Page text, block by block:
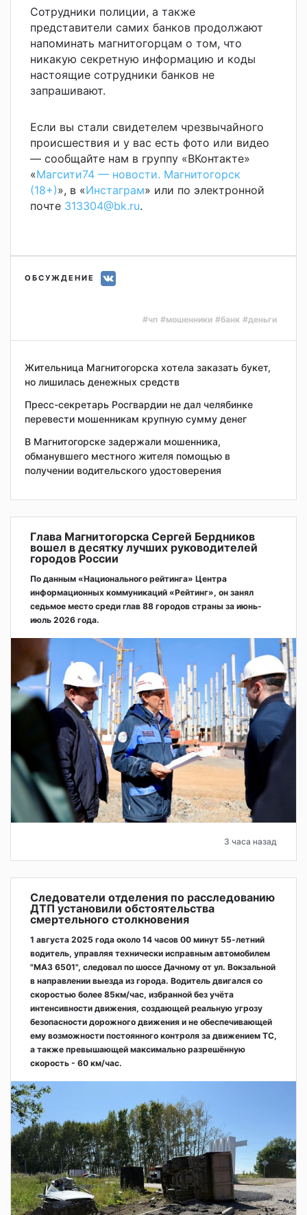
Сотрудники полиции, а также
представители самих банков продолжают
напоминать магнитогорцам о том, что
никакую секретную информацию и коды
настоящие сотрудники банков не
запрашивают.
Если вы стали свидетелем чрезвычайного
происшествия и у вас есть фото или видео
— сообщайте нам в группу «ВКонтакте»
«Магсити74 — новости. Магнитогорск
(18+)», в «Инстаграм» или по электронной
почте 313304@bk.ru.
ОБСУЖДЕНИЕ
#чп #мошенники #банк #деньги
Жительница Магнитогорска хотела заказать букет,
но лишилась денежных средств
Пресс-секретарь Росгвардии не дал челябинке
перевести мошенникам крупную сумму денег
В Магнитогорске задержали мошенника,
обманувшего местного жителя помощью в
получении водительского удостоверения
Глава Магнитогорска Сергей Бердников
вошел в десятку лучших руководителей
городов России
По данным «Национального рейтинга» Центра
информационных коммуникаций «Рейтинг», он занял
седьмое место среди глав 88 городов страны за июнь-
июль 2026 года.
3 часа назад
Следователи отделения по расследованию
ДТП установили обстоятельства
смертельного столкновения
1 августа 2025 года около 14 часов 00 минут 55-летний
водитель, управляя технически исправным автомобилем
"МАЗ 6501", следовал по шоссе Дачному от ул. Вокзальной
в направлении выезда из города. Водитель двигался со
скоростью более 85км/час, избранной без учёта
интенсивности движения, создающей реальную угрозу
безопасности дорожного движения и не обеспечивающей
ему возможности постоянного контроля за движением ТС,
а также превышающей максимально разрешённую
скорость - 60 км/час.